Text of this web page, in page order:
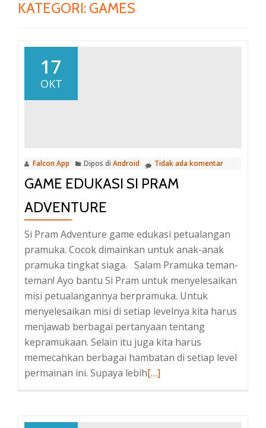
KATEGORI: GAMES
17
OKT
Falcon App Dipos di Android Tidak ada komentar
GAME EDUKASI SI PRAM
ADVENTURE
Si Pram Adventure game edukasi petualangan
pramuka. Cocok dimainkan untuk anak-anak
pramuka tingkat siaga. Salam Pramuka teman-
teman! Ayo bantu Si Pram untuk menyelesaikan
misi petualangannya berpramuka. Untuk
menyelesaikan misi di setiap levelnya kita harus
menjawab berbagai pertanyaan tentang
kepramukaan. Selain itu juga kita harus
memecahkan berbagai hambatan di setiap level
permainan ini. Supaya lebihBaca
[…]